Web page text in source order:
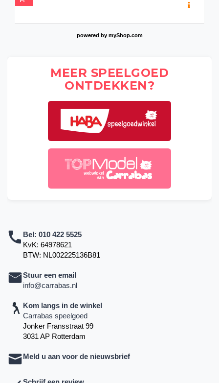
powered by myShop.com
MEER SPEELGOED
ONTDEKKEN?
Bel: 010 422 5525
KvK: 64978621
BTW: NL002225136B81
Stuur een email
info@carrabas.nl
Kom langs in de winkel
Carrabas speelgoed
Jonker Fransstraat 99
3031 AP Rotterdam
Meld u aan voor de nieuwsbrief